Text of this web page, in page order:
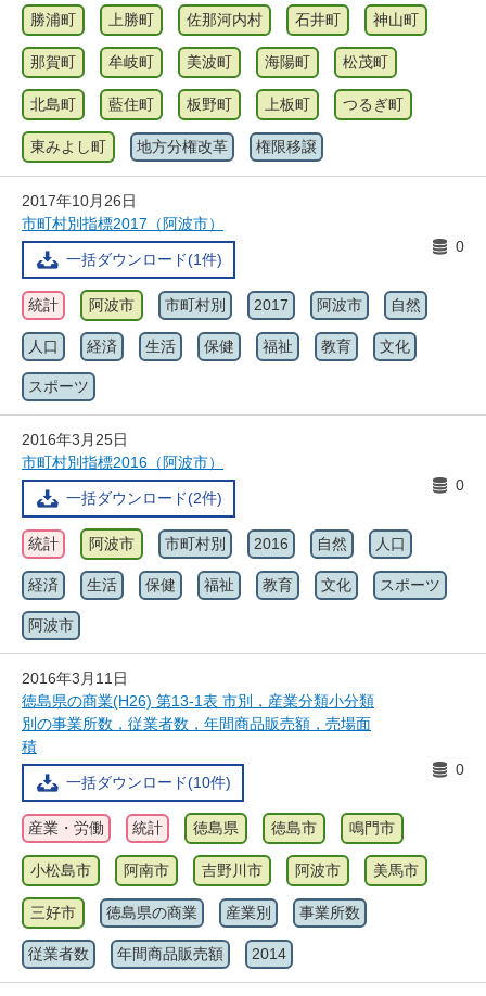
勝浦町 上勝町 佐那河内村 石井町 神山町
那賀町 牟岐町 美波町 海陽町 松茂町
北島町 藍住町 板野町 上板町 つるぎ町
東みよし町 地方分権改革 権限移譲
2017年10月26日
市町村別指標2017（阿波市）
一括ダウンロード(1件)
0
統計 阿波市 市町村別 2017 阿波市 自然
人口 経済 生活 保健 福祉 教育 文化
スポーツ
2016年3月25日
市町村別指標2016（阿波市）
一括ダウンロード(2件)
0
統計 阿波市 市町村別 2016 自然 人口
経済 生活 保健 福祉 教育 文化 スポーツ
阿波市
2016年3月11日
徳島県の商業(H26) 第13-1表 市別，産業分類小分類
別の事業所数，従業者数，年間商品販売額，売場面
積
一括ダウンロード(10件)
0
産業・労働 統計 徳島県 徳島市 鳴門市
小松島市 阿南市 吉野川市 阿波市 美馬市
三好市 徳島県の商業 産業別 事業所数
従業者数 年間商品販売額 2014